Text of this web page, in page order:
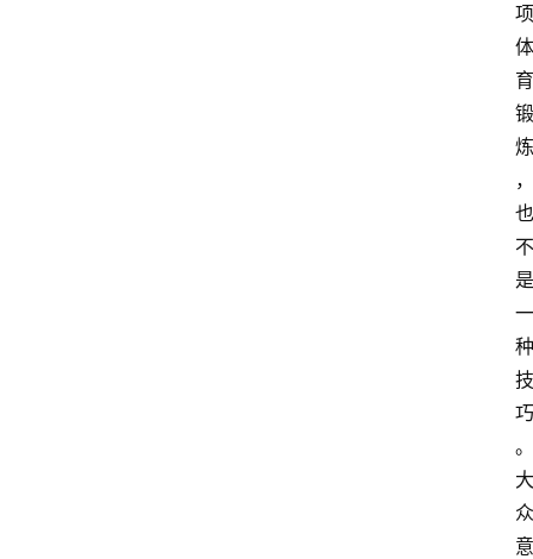
项
体
育
锻
炼
，
也
不
是
一
种
技
巧
。
大
众
意